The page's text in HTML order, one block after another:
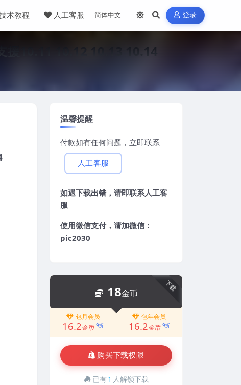
术教程 人工客服 登录
援10.11 10.12 10.13 10.14
温馨提醒
付款如有任何问题，立即联系
人工客服
如遇下载出错，请即联系人工客
服
使用微信支付，请加微信：
pic2030
下载
18金币
包月会员
16.2金币 9折
包年会员
16.2金币 9折
购买下载权限
已有1 人解锁下载